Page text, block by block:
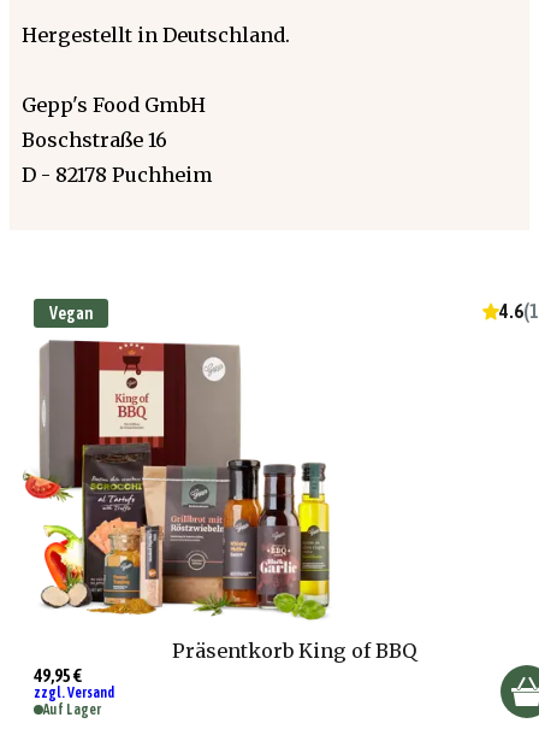
Hergestellt in Deutschland.
Gepp's Food GmbH
Boschstraße 16
D - 82178 Puchheim
Vegan 4.6(
Präsentkorb King of BBQ
49,95 €
zzgl. Versand
Auf Lager